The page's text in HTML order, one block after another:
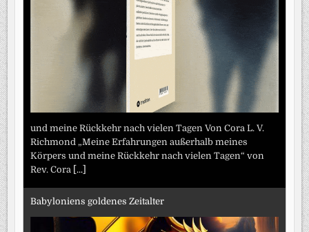
und meine Rückkehr nach vielen Tagen Von Cora L. V.
Richmond „Meine Erfahrungen außerhalb meines
Körpers und meine Rückkehr nach vielen Tagen“ von
Rev. Cora
[...]
Babyloniens goldenes Zeitalter